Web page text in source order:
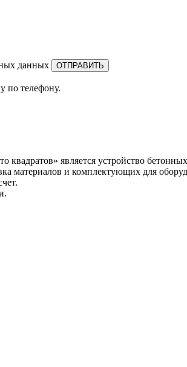
данных
по телефону.
является устройство
материалов и комплектующих для